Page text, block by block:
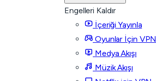
Engelleri Kaldır
İçeriği Yayınla
Oyunlar İçin VPN
Medya Akışı
Müzik Akışı